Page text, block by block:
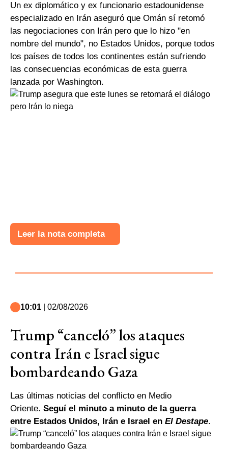
Un ex diplomático y ex funcionario estadounidense
especializado en Irán aseguró que Omán sí retomó
las negociaciones con Irán pero que lo hizo "en
nombre del mundo", no Estados Unidos, porque todos
los países de todos los continentes están sufriendo
las consecuencias económicas de esta guerra
lanzada por Washington.
Leer la nota completa
10:01 | 02/08/2026
Trump “canceló” los ataques
contra Irán e Israel sigue
bombardeando Gaza
Las últimas noticias del conflicto en Medio
Oriente. Seguí el minuto a minuto de la guerra
entre Estados Unidos, Irán e Israel en El Destape.